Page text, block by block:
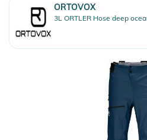
ORTOVOX
3L ORTLER Hose deep